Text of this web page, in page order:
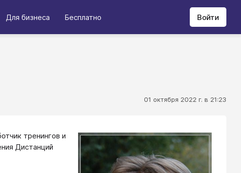
Для бизнеса Бесплатно Войти
01 октября 2022 г. в 21:23
тренингов и
Дистанций